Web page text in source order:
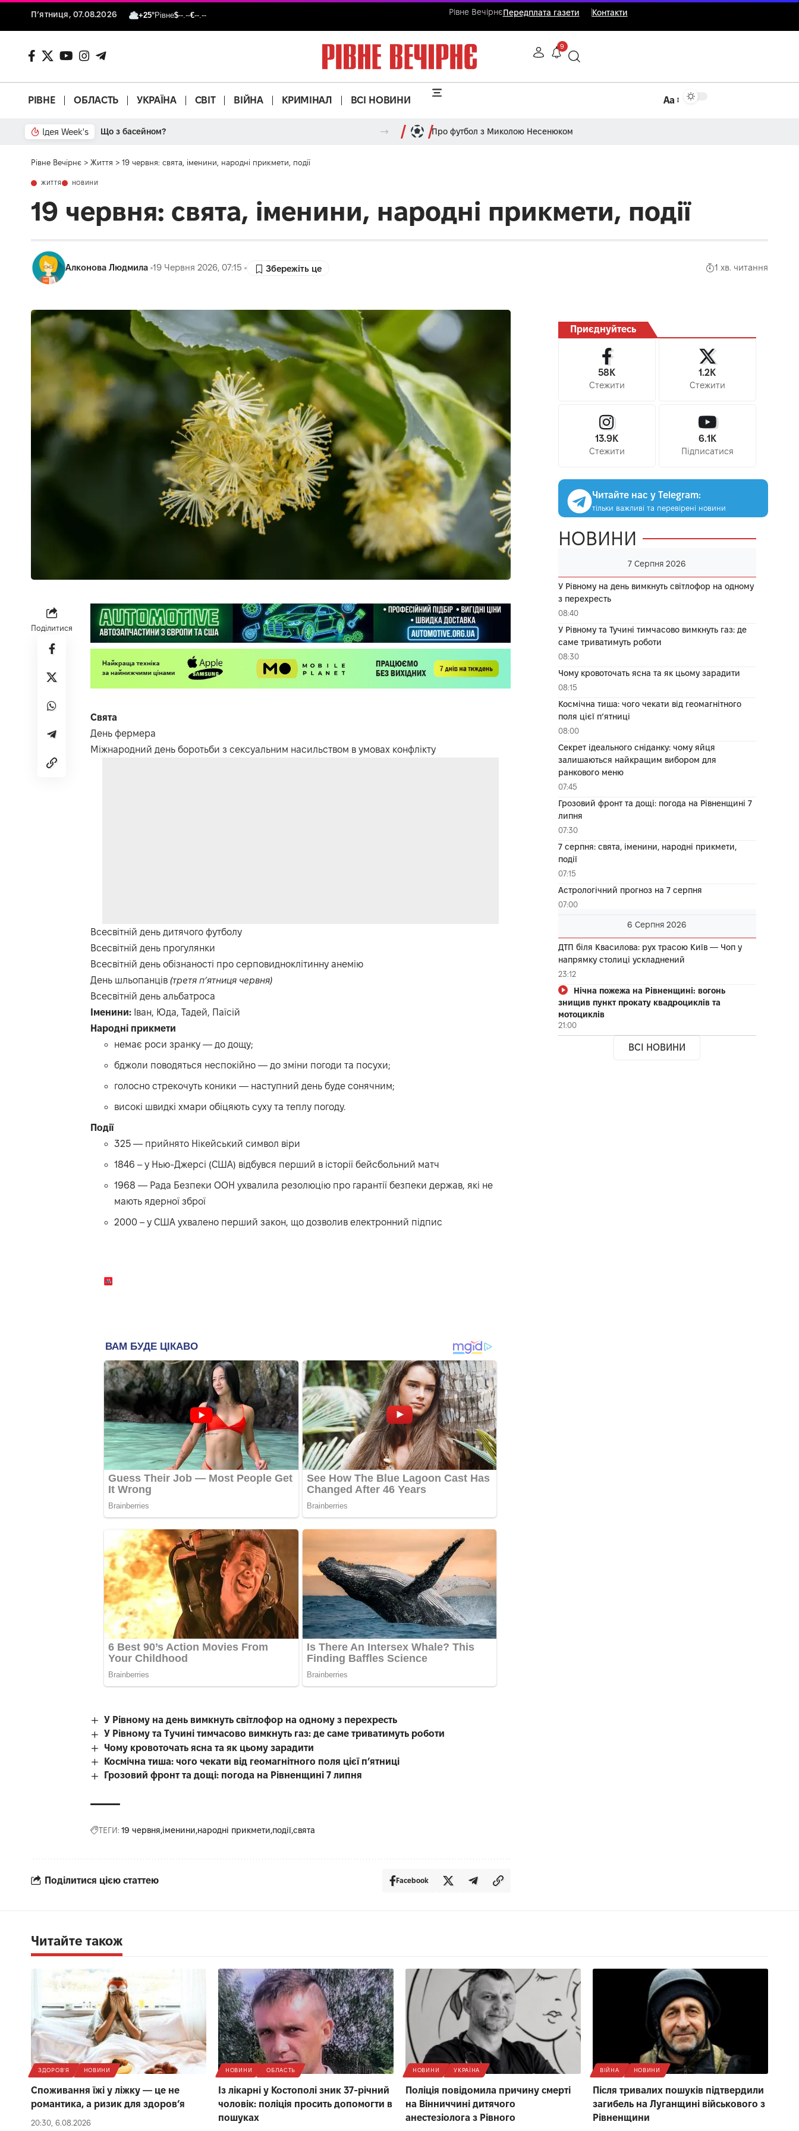
П’ятниця, 07.08.2026 +25°Рівне$--.--€--.-- Рівне ВечірнєПередплата газети Контакти
9
РІВНЕ ОБЛАСТЬ УКРАЇНА СВІТ ВІЙНА КРИМІНАЛ ВСІ НОВИНИ Аа
Ідея Week's Від паркану до картонки Про футбол з Миколою Несенюком
Рівне Вечірнє > Життя > 19 червня: свята, іменини, народні прикмети, події
ЖИТТЯ НОВИНИ
19 червня: свята, іменини, народні прикмети, події
Алконова Людмила 19 Червня 2026, 07:15 1 хв. читання
Поділитися
Свята
День фермера
Міжнародний день боротьби з сексуальним насильством в умовах конфлікту
Всесвітній день дитячого футболу
Всесвітній день прогулянки
Всесвітній день обізнаності про серповидноклітинну анемію
День шльопанців (третя п’ятниця червня)
Всесвітній день альбатроса
Іменини: Іван, Юда, Тадей, Паїсій
Народні прикмети
немає роси зранку — до дощу;
бджоли поводяться неспокійно — до зміни погоди та посухи;
голосно стрекочуть коники — наступний день буде сонячним;
високі швидкі хмари обіцяють суху та теплу погоду.
Події
325 — прийнято Нікейський символ віри
1846 – у Нью-Джерсі (США) відбувся перший в історії бейсбольний матч
1968 — Рада Безпеки ООН ухвалила резолюцію про гарантії безпеки держав, які не
мають ядерної зброї
2000 – у США ухвалено перший закон, що дозволив електронний підпис
У Рівному на день вимкнуть світлофор на одному з перехресть
У Рівному та Тучині тимчасово вимкнуть газ: де саме триватимуть роботи
Чому кровоточать ясна та як цьому зарадити
Космічна тиша: чого чекати від геомагнітного поля цієї п’ятниці
Грозовий фронт та дощі: погода на Рівненщині 7 липня
ТЕГИ: 19 червня іменини народні прикмети подіїсвята
Поділитися цією статтею Facebook
Приєднуйтесь
58K
Стежити
1.2K
Стежити
13.9K
Стежити
6.1K
Підписатися
Читайте нас у Telegram:
тільки важливі та перевірені новини
НОВИНИ
7 Серпня 2026
У Рівному на день вимкнуть світлофор на одному
з перехресть
08:40
У Рівному та Тучині тимчасово вимкнуть газ: де
саме триватимуть роботи
08:30
Чому кровоточать ясна та як цьому зарадити
08:15
Космічна тиша: чого чекати від геомагнітного
поля цієї п’ятниці
08:00
Секрет ідеального сніданку: чому яйця
залишаються найкращим вибором для
ранкового меню
07:45
Грозовий фронт та дощі: погода на Рівненщині 7
липня
07:30
7 серпня: свята, іменини, народні прикмети,
події
07:15
Астрологічний прогноз на 7 серпня
07:00
6 Серпня 2026
ДТП біля Квасилова: рух трасою Київ — Чоп у
напрямку столиці ускладнений
23:12
Нічна пожежа на Рівненщині: вогонь
знищив пункт прокату квадроциклів та
мотоциклів
21:00
ВСІ НОВИНИ
Читайте також
ЗДОРОВ'Я НОВИНИ
Споживання їжі у ліжку — це не
романтика, а ризик для здоров’я
20:30, 6.08.2026
НОВИНИ ОБЛАСТЬ
Із лікарні у Костополі зник 37-річний
чоловік: поліція просить допомогти в
пошуках
НОВИНИ УКРАЇНА
Поліція повідомила причину смерті
на Вінниччині дитячого
анестезіолога з Рівного
ВІЙНА НОВИНИ
Після тривалих пошуків підтвердили
загибель на Луганщині військового з
Рівненщини